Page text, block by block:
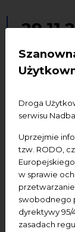
Droga
serwisu
Uprzejmie
tzw. RODO,
Europejskiego
w sprawie
swobodnego
dyrektywy
zasadach
wydarzenia
Dodaj do
Termin:
Miejsce